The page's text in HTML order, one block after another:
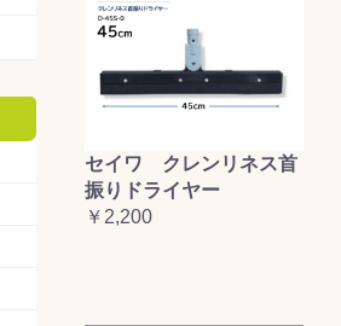
セイワ クレンリネス首
振りドライヤー
￥2,200